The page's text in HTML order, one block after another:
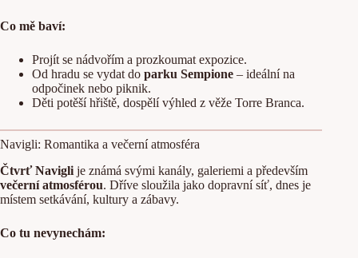
Co mě baví:
Projít se nádvořím a prozkoumat expozice.
Od hradu se vydat do parku Sempione – ideální na
odpočinek nebo piknik.
Děti potěší hřiště, dospělí výhled z věže Torre Branca.
Navigli: Romantika a večerní atmosféra
Čtvrť Navigli je známá svými kanály, galeriemi a především
večerní atmosférou. Dříve sloužila jako dopravní síť, dnes je
místem setkávání, kultury a zábavy.
Co tu nevynechám: